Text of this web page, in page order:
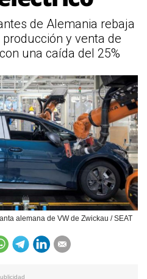
de Alemania rebaja
y venta de
una caída del 25%
alemana de VW de Zwickau / SEAT